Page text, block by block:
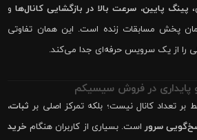
پینگ پایین، سرعت بالا در بازگشایی کانال‌هاو
پخش مسابقات زنده است. این همان تفاوتی
از یک سرویس حرفه‌ای جدا می‌کند.
در فروش سیسیکم
تعداد کانال نیست؛ بلکه تمرکز اصلی بر ثبات،
سروراست. بسیاری از کاربران هنگام خرید